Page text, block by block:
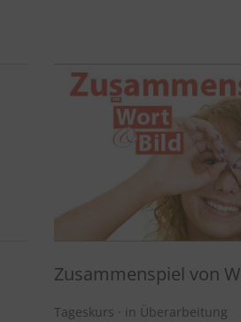
Zusammenspiel von
Tageskurs · in Überarbeitung